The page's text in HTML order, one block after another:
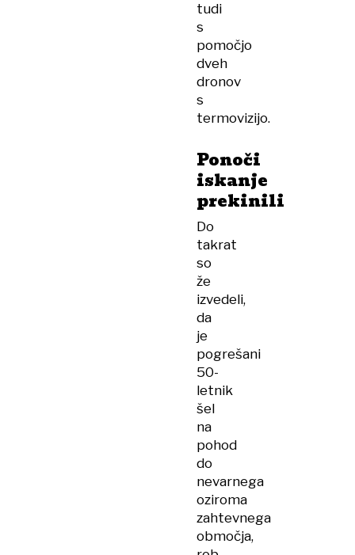
tudi
s
pomočjo
dveh
dronov
s
termovizijo.
Ponoči
iskanje
prekinili
Do
takrat
so
že
izvedeli,
da
je
pogrešani
50-
letnik
šel
na
pohod
do
nevarnega
oziroma
zahtevnega
območja,